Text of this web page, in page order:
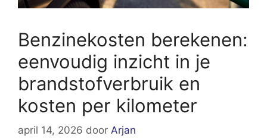
Benzinekosten berekenen:
eenvoudig inzicht in je
brandstofverbruik en
kosten per kilometer
april 14, 2026 door Arjan